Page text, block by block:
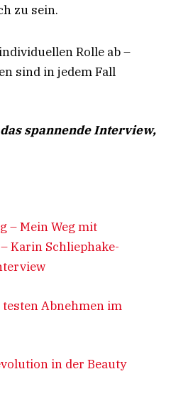
zu sein.
Rolle ab –
sind in jedem Fall
spannende Interview,
– Mein Weg mit
– Karin Schliephake-
Abnehmen im
in der Beauty